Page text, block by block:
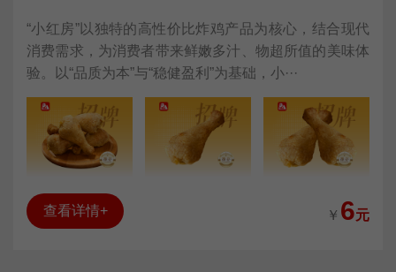
“小红房”以独特的高性价比炸鸡产品为核心，结合现代
消费需求，为消费者带来鲜嫩多汁、物超所值的美味体
验。以“品质为本”与“稳健盈利”为基础，小···
查看详情+ ￥ 6元